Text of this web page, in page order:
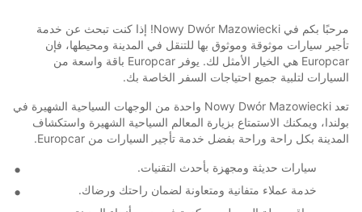
مرحبًا بكم في Nowy Dwór Mazowiecki! إذا كنت تبحث عن خدمة
تأجير سيارات موثوقة وموثوق بها للتنقل في المدينة ومحيطها، فإن
Europcar هي الخيار الأمثل لك. يوفر Europcar باقة واسعة من
السيارات لتلبية جميع احتياجات السفر الخاصة بك.
تعد Nowy Dwór Mazowiecki واحدة من الوجهات السياحية الشهيرة في
بولندا، ويمكنك الاستمتاع بزيارة المعالم السياحية الشهيرة واستكشاف
المدينة بكل راحة وراحة بفضل خدمة تأجير السيارات من Europcar.
سيارات حديثة ومجهزة بأحدث التقنيات.
خدمة عملاء متفانية ومتعاونة لضمان راحتك ورضاك.